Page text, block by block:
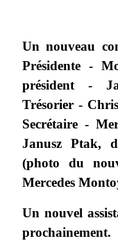
Un nouveau
Présidente -
président -
Trésorier -
Secrétaire -
Janusz Ptak,
(photo du
Mercedes
Un nouvel
prochainement.